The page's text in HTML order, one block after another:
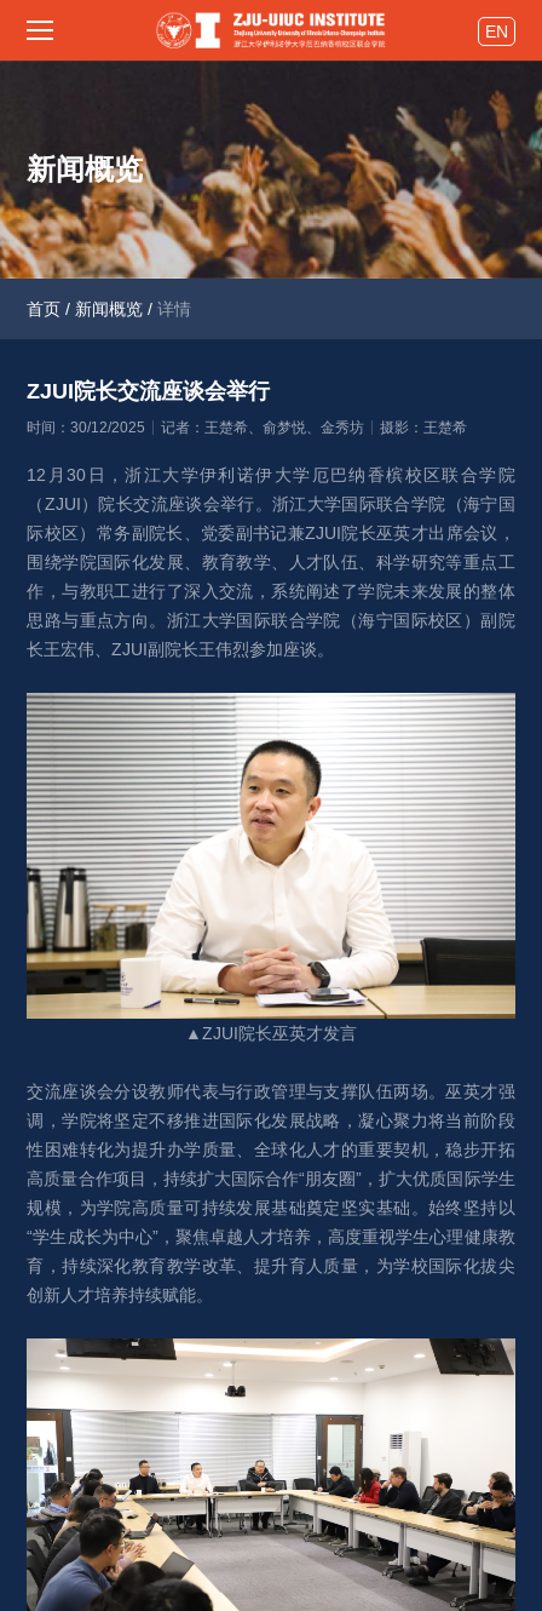
EN
新闻概览
首页 / 新闻概览 / 详情
ZJUI院长交流座谈会举行
时间：30/12/2025 记者：王楚希、俞梦悦、金秀坊 摄影：王楚希
12月30日，浙江大学伊利诺伊大学厄巴纳香槟校区联合学院
（ZJUI）院长交流座谈会举行。浙江大学国际联合学院（海宁国
际校区）常务副院长、党委副书记兼ZJUI院长巫英才出席会议，
围绕学院国际化发展、教育教学、人才队伍、科学研究等重点工
作，与教职工进行了深入交流，系统阐述了学院未来发展的整体
思路与重点方向。浙江大学国际联合学院（海宁国际校区）副院
长王宏伟、ZJUI副院长王伟烈参加座谈。
▲ZJUI院长巫英才发言
交流座谈会分设教师代表与行政管理与支撑队伍两场。巫英才强
调，学院将坚定不移推进国际化发展战略，凝心聚力将当前阶段
性困难转化为提升办学质量、全球化人才的重要契机，稳步开拓
高质量合作项目，持续扩大国际合作“朋友圈”，扩大优质国际学生
规模，为学院高质量可持续发展基础奠定坚实基础。始终坚持以
“学生成长为中心”，聚焦卓越人才培养，高度重视学生心理健康教
育，持续深化教育教学改革、提升育人质量，为学校国际化拔尖
创新人才培养持续赋能。